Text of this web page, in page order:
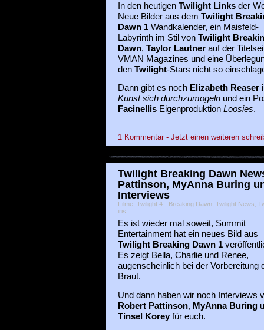
In den heutigen Twilight Linksder
Neue Bilder aus dem Twilight
Dawn 1Wandkalender, ein Maisfeld-
Labyrinth im Stil von Twilight
Dawn, Taylor Lautnerauf der
VMAN Magazines und eine
den Twilight-Stars nicht so
Dann gibt es noch Elizabeth Reaser
Kunst sich durchzumogelnund ein
FacinellisEigenproduktion Loosies.
1 Kommentar - Jetzt einen weiteren
Twilight Breaking Dawn
Pattinson, MyAnna Buring
Interviews
Filme, Twilight 4 - Breaking Dawn, Twilight News
iris
Es ist wieder mal soweit, Summit
Entertainment hat ein neues Bild aus
Twilight Breaking Dawn 1
Es zeigt Bella, Charlie und Renee,
augenscheinlich bei der Vorbereitung
Braut.
Und dann haben wir noch Interviews
Robert Pattinson, MyAnna Buring
Tinsel Koreyfür euch.